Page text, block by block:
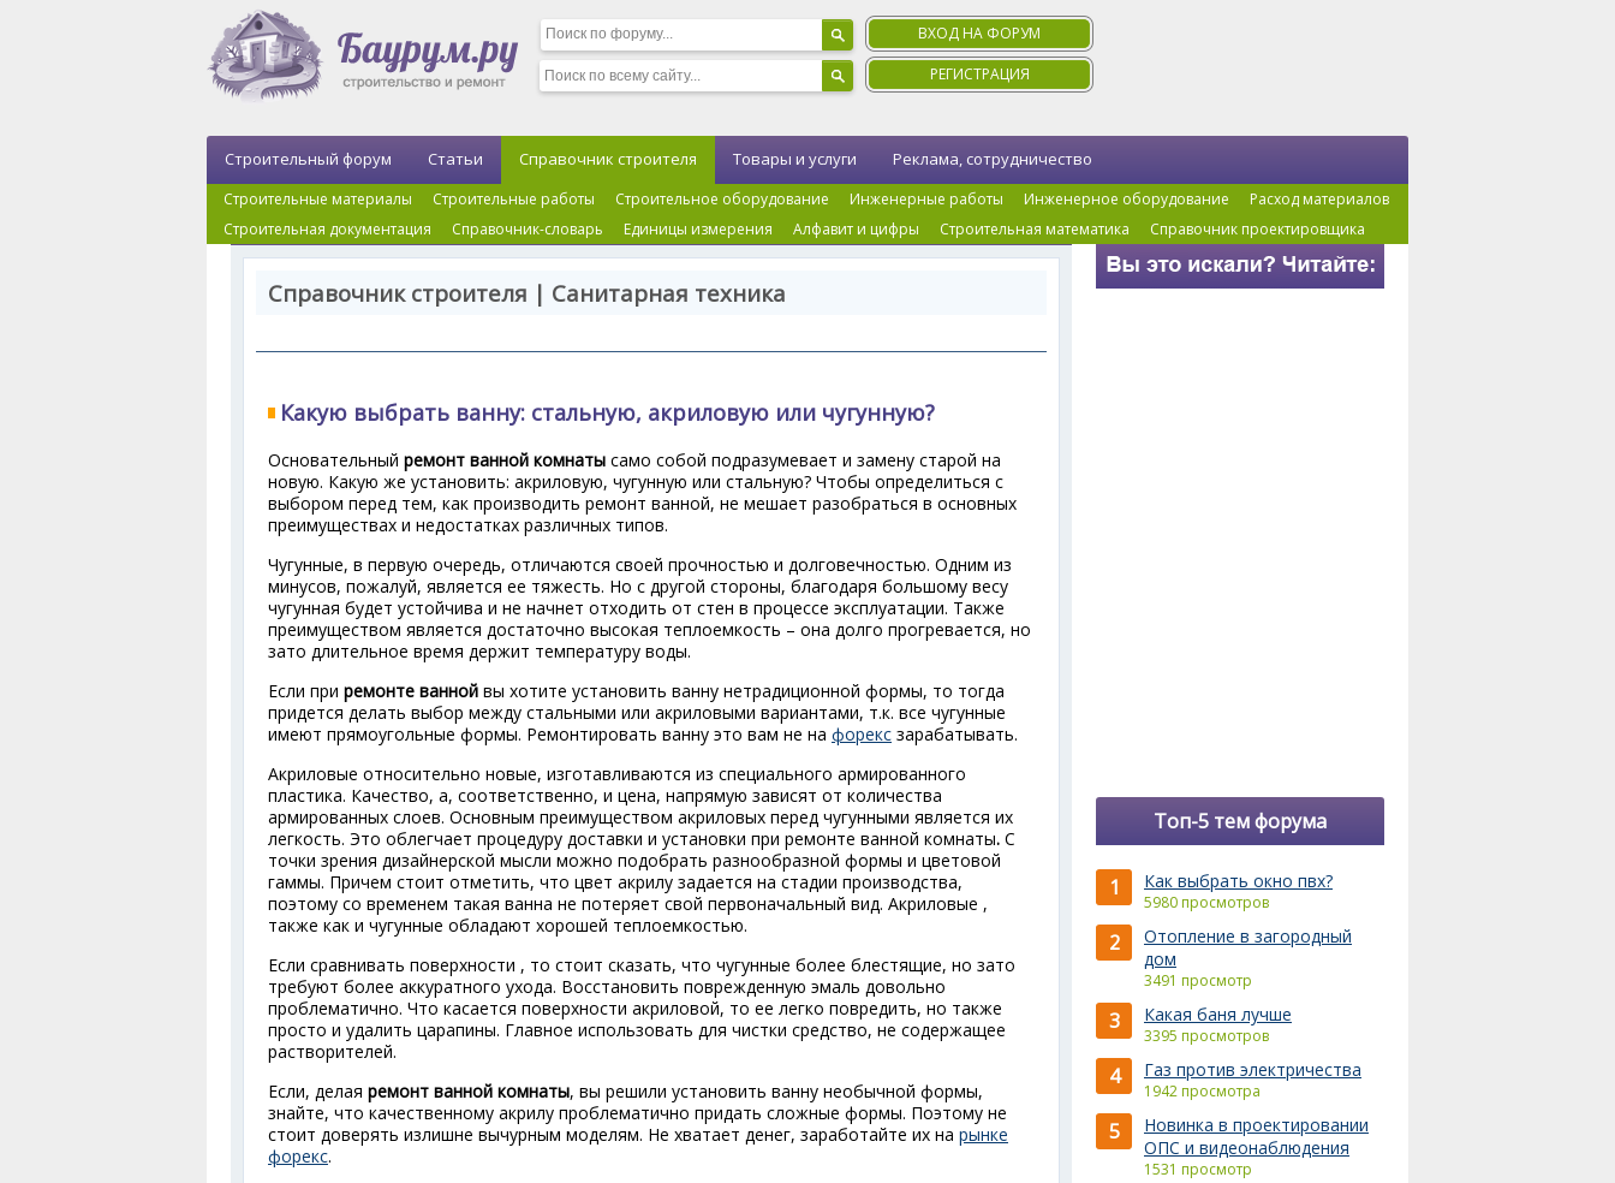
ВХОД НА ФОРУМ
РЕГИСТРАЦИЯ
Строительный форум Статьи Справочник строителя
Строительные материалы Строительные работы Строительное оборудование Инженерные работы Инженерное оборудование
Расход материалов
Строительная документация
Справочник-словарь Единицы измерения Алфавит и цифры Строительная математика Справочник проектировщика
Товары и услуги Реклама, сотрудничество
Справочник строителя | Санитарная техника
Какую выбрать ванну: стальную, акриловую или чугунную?
Основательный ремонт ванной комнаты само собой подразумевает и замену старой на
новую. Какую же установить: акриловую, чугунную или стальную? Чтобы определиться с
выбором перед тем, как производить ремонт ванной, не мешает разобраться в основных
преимуществах и недостатках различных типов.
Чугунные, в первую очередь, отличаются своей прочностью и долговечностью. Одним из
минусов, пожалуй, является ее тяжесть. Но с другой стороны, благодаря большому весу
чугунная будет устойчива и не начнет отходить от стен в процессе эксплуатации. Также
преимуществом является достаточно высокая теплоемкость – она долго прогревается, но
зато длительное время держит температуру воды.
Если при ремонте ванной вы хотите установить ванну нетрадиционной формы, то тогда
придется делать выбор между стальными или акриловыми вариантами, т.к. все чугунные
имеют прямоугольные формы. Ремонтировать ванну это вам не на форекс зарабатывать.
Акриловые относительно новые, изготавливаются из специального армированного
пластика. Качество, а, соответственно, и цена, напрямую зависят от количества
армированных слоев. Основным преимуществом акриловых перед чугунными является их
легкость. Это облегчает процедуру доставки и установки при ремонте ванной комнаты. С
точки зрения дизайнерской мысли можно подобрать разнообразной формы и цветовой
гаммы. Причем стоит отметить, что цвет акрилу задается на стадии производства,
поэтому со временем такая ванна не потеряет свой первоначальный вид. Акриловые ,
также как и чугунные обладают хорошей теплоемкостью.
Если сравнивать поверхности , то стоит сказать, что чугунные более блестящие, но зато
требуют более аккуратного ухода. Восстановить поврежденную эмаль довольно
проблематично. Что касается поверхности акриловой, то ее легко повредить, но также
просто и удалить царапины. Главное использовать для чистки средство, не содержащее
растворителей.
Если, делая ремонт ванной комнаты, вы решили установить ванну необычной формы,
знайте, что качественному акрилу проблематично придать сложные формы. Поэтому не
стоит доверять излишне вычурным моделям. Не хватает денег, заработайте их на рынке
форекс.
Топ-5 тем форума
1 Как выбрать окно пвх?
5980 просмотров
2
Отопление в загородный
дом
3491 просмотр
3 Какая баня лучше
3395 просмотров
4 Газ против электричества
1942 просмотра
5
Новинка в проектировании
ОПС и видеонаблюдения
1531 просмотр